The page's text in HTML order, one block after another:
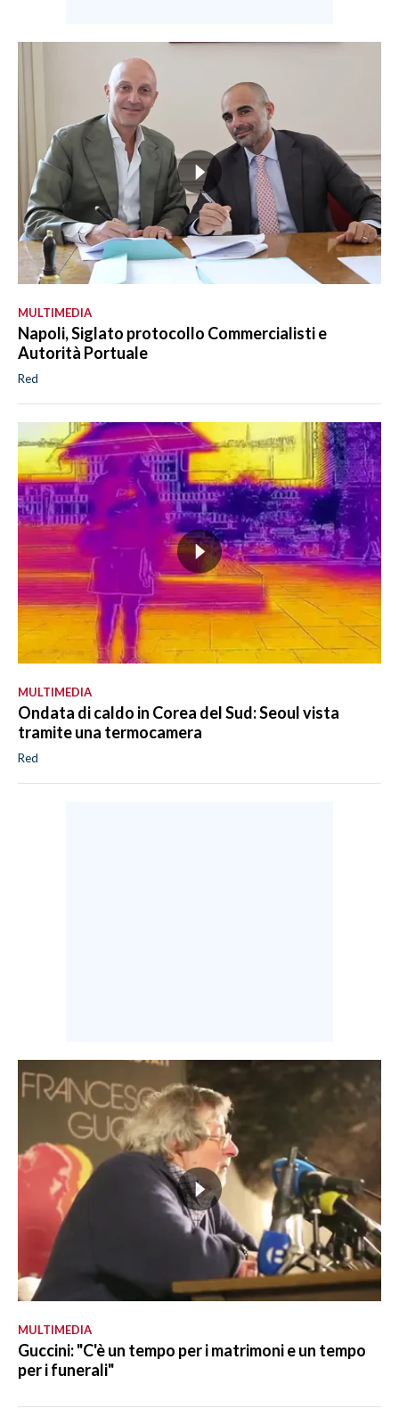
MULTIMEDIA
Napoli, Siglato protocollo Commercialisti e
Autorità Portuale
Red
MULTIMEDIA
Ondata di caldo in Corea del Sud: Seoul vista
tramite una termocamera
Red
MULTIMEDIA
Guccini: "C'è un tempo per i matrimoni e un tempo
per i funerali"